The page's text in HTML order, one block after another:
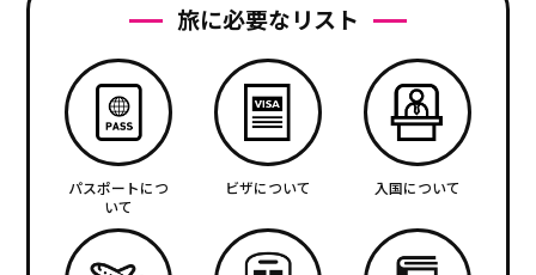
旅に必要なリスト
パスポートにつ
いて
ビザについて 入国について